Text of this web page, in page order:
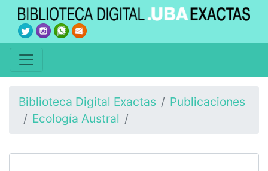
Biblioteca Digital Exactas
Publicaciones
Ecología Austral